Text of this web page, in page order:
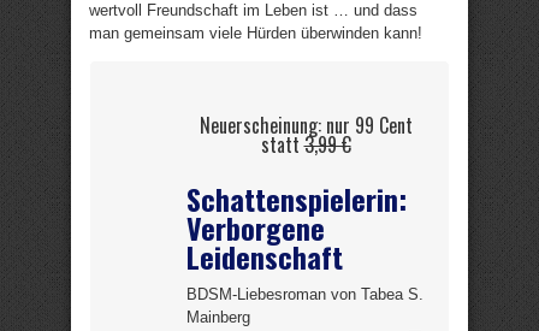
wertvoll Freundschaft im Leben ist … und dass
man gemeinsam viele Hürden überwinden kann!
Neuerscheinung: nur 99 Cent
statt3,99 €
Schattenspielerin:
Verborgene
Leidenschaft
BDSM-Liebesroman von Tabea S.
Mainberg